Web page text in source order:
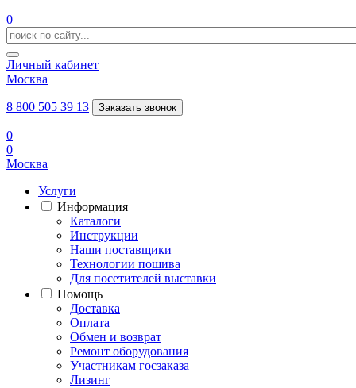
0
Личный кабинет
Москва
8 800 505 39 13 Заказать звонок
0
0
Москва
Услуги
Информация
Каталоги
Инструкции
Наши поставщики
Технологии пошива
Для посетителей выставки
Помощь
Доставка
Оплата
Обмен и возврат
Ремонт оборудования
Участникам госзаказа
Лизинг